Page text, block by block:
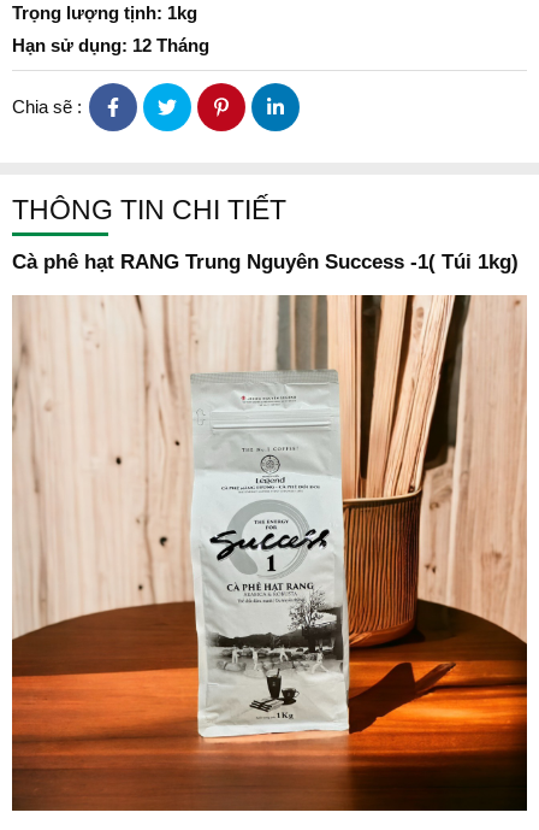
Trọng lượng tịnh: 1kg
Hạn sử dụng: 12 Tháng
Chia sẽ :
THÔNG TIN CHI TIẾT
Cà phê hạt RANG Trung Nguyên Success -1( Túi 1kg)